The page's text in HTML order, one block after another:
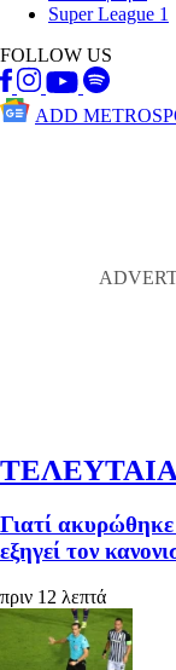
Super League 1
FOLLOW US
ADD
Γιατί
εξηγεί τον
πριν 12 λεπτά